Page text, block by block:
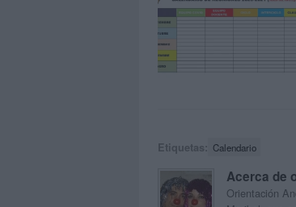
Etiquetas: Calendario
Acerca de
Orientación